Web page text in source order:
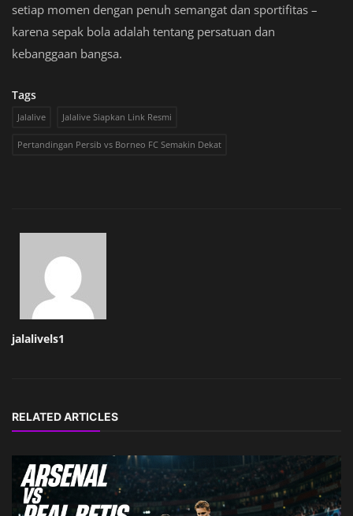
setiap momen dengan penuh semangat dan sportifitas –
karena sepak bola adalah tentang persatuan dan
kebanggaan bangsa.
Tags
Jalalive Jalalive Siapkan Link Resmi
Pertandingan Persib vs Borneo FC Semakin Dekat
jalalivels1
RELATED ARTICLES